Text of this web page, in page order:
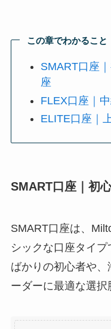
この章でわかること
SMART口座
座
FLEX口座｜
ELITE口座｜
SMART口座｜初
SMART口座は、
シックな口座タイ
ばかりの初心者や
ーダーに最適な選択